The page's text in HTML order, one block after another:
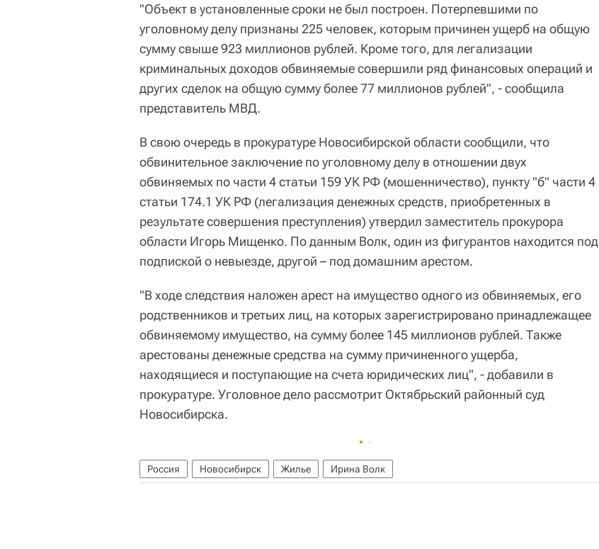
"Объект в установленные сроки не был построен. Потерпевшими по
уголовному делу признаны 225 человек, которым причинен ущерб на общую
сумму свыше 923 миллионов рублей. Кроме того, для легализации
криминальных доходов обвиняемые совершили ряд финансовых операций и
других сделок на общую сумму более 77 миллионов рублей", - сообщила
представитель МВД.
В свою очередь в прокуратуре Новосибирской области сообщили, что
обвинительное заключение по уголовному делу в отношении двух
обвиняемых по части 4 статьи 159 УК РФ (мошенничество), пункту "б" части 4
статьи 174.1 УК РФ (легализация денежных средств, приобретенных в
результате совершения преступления) утвердил заместитель прокурора
области Игорь Мищенко. По данным Волк, один из фигурантов находится под
подпиской о невыезде, другой – под домашним арестом.
"В ходе следствия наложен арест на имущество одного из обвиняемых, его
родственников и третьих лиц, на которых зарегистрировано принадлежащее
обвиняемому имущество, на сумму более 145 миллионов рублей. Также
арестованы денежные средства на сумму причиненного ущерба,
находящиеся и поступающие на счета юридических лиц", - добавили в
прокуратуре. Уголовное дело рассмотрит Октябрьский районный суд
Новосибирска.
Россия Новосибирск Жилье Ирина Волк